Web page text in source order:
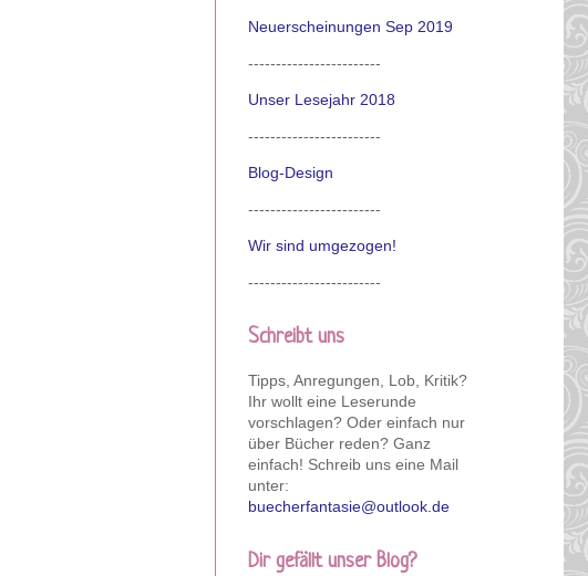
Neuerscheinungen Sep 2019
------------------------
Unser Lesejahr 2018
------------------------
Blog-Design
------------------------
Wir sind umgezogen!
------------------------
Schreibt uns
Tipps, Anregungen, Lob, Kritik?
Ihr wollt eine Leserunde
vorschlagen? Oder einfach nur
über Bücher reden? Ganz
einfach! Schreib uns eine Mail
unter:
buecherfantasie@outlook.de
Dir gefällt unser Blog?